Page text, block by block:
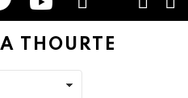
SKIN
THOURTE